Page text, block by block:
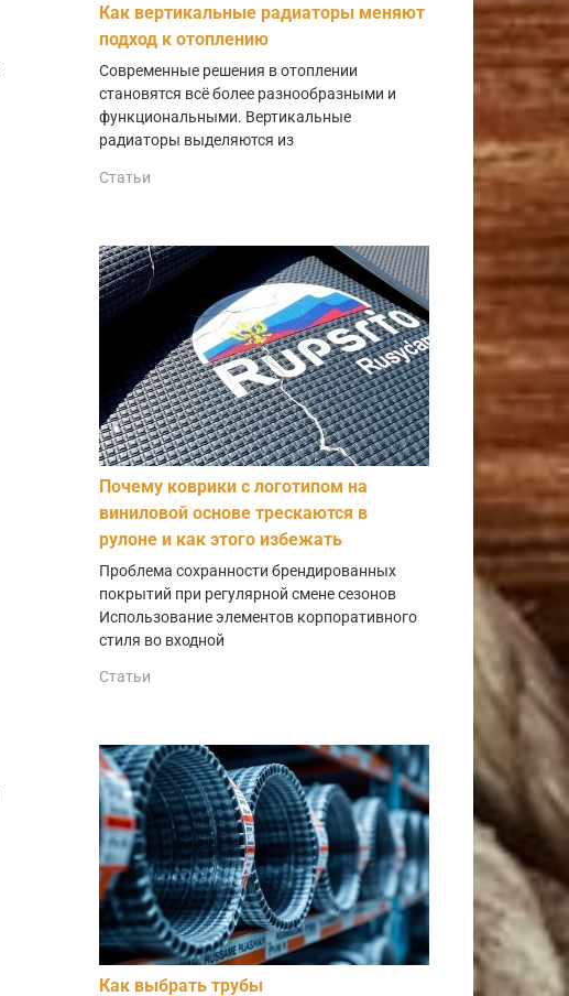
Как вертикальные радиаторы меняют
подход к отоплению
Современные решения в отоплении
становятся всё более разнообразными и
функциональными. Вертикальные
радиаторы выделяются из
Статьи
Почему коврики с логотипом на
виниловой основе трескаются в
рулоне и как этого избежать
Проблема сохранности брендированных
покрытий при регулярной смене сезонов
Использование элементов корпоративного
стиля во входной
Статьи
Как выбрать трубы